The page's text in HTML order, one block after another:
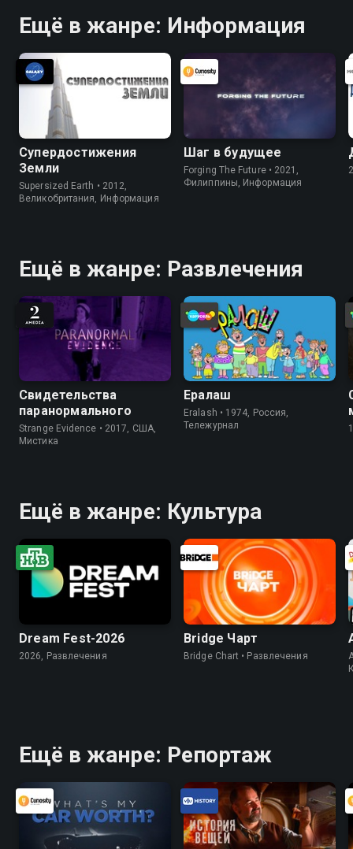
Ещё в жанре: Информация
Супердостижения
Земли
Supersized Earth • 2012,
Великобритания, Информация
Шаг в будущее
Forging The Future • 2021,
Филиппины, Информация
Ещё в жанре: Развлечения
Свидетельства
паранормального
Strange Evidence • 2017, США,
Мистика
Ералаш
Eralash • 1974, Россия,
Тележурнал
Ещё в жанре: Культура
Dream Fest-2026
2026, Развлечения
Bridge Чарт
Bridge Chart • Развлечения
Ещё в жанре: Репортаж